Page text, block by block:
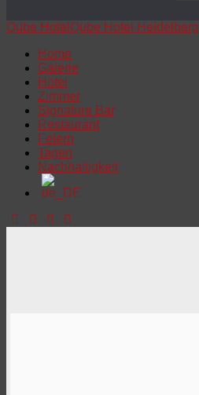
Qube Hotel Qube Hotel Heidelberg
Home
Galerie
Hotel
Zimmer
Signature Bar
Restaurant
Feiern
Tagen
Nachhaltigkeit